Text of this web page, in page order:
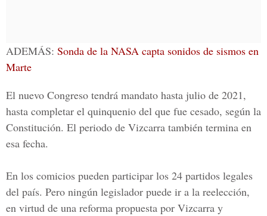
ADEMÁS: Sonda de la NASA capta sonidos de sismos en
Marte
El nuevo Congreso tendrá mandato hasta julio de 2021,
hasta completar el quinquenio del que fue cesado, según la
Constitución. El periodo de Vizcarra también termina en
esa fecha.
En los comicios pueden participar los 24 partidos legales
del país. Pero ningún legislador puede ir a la reelección,
en virtud de una reforma propuesta por Vizcarra y